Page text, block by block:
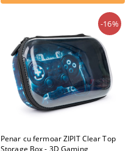
Penar cu fermoar ZIPIT Clear Top
-16%